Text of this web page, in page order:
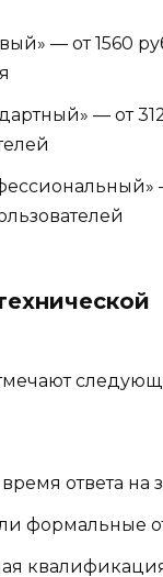
— от 1560
— от
ответа на
формальные